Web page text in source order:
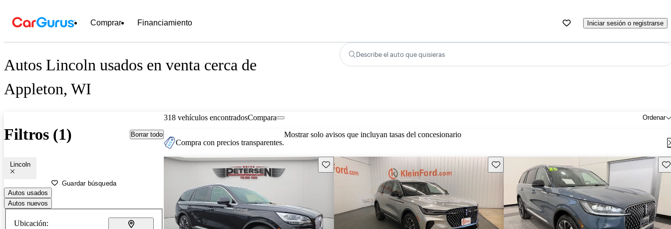
Comprar Financiamiento Iniciar sesión o registrarse
Autos Lincoln usados en venta cerca de
Appleton, WI
Describe el auto que quisieras
Filtros (1) Borrar todo
Lincoln
Guardar búsqueda
Autos usados
Autos nuevos
Ubicación:
318 vehículos encontrados Ordenar
Compara
Compra con precios transparentes.
Mostrar solo avisos que incluyan tasas del concesionario
Guarda este Aviso Guarda este Aviso